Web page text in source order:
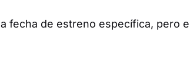
fecha de estreno específica, pero